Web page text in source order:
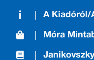
A Kiadóról/
Móra